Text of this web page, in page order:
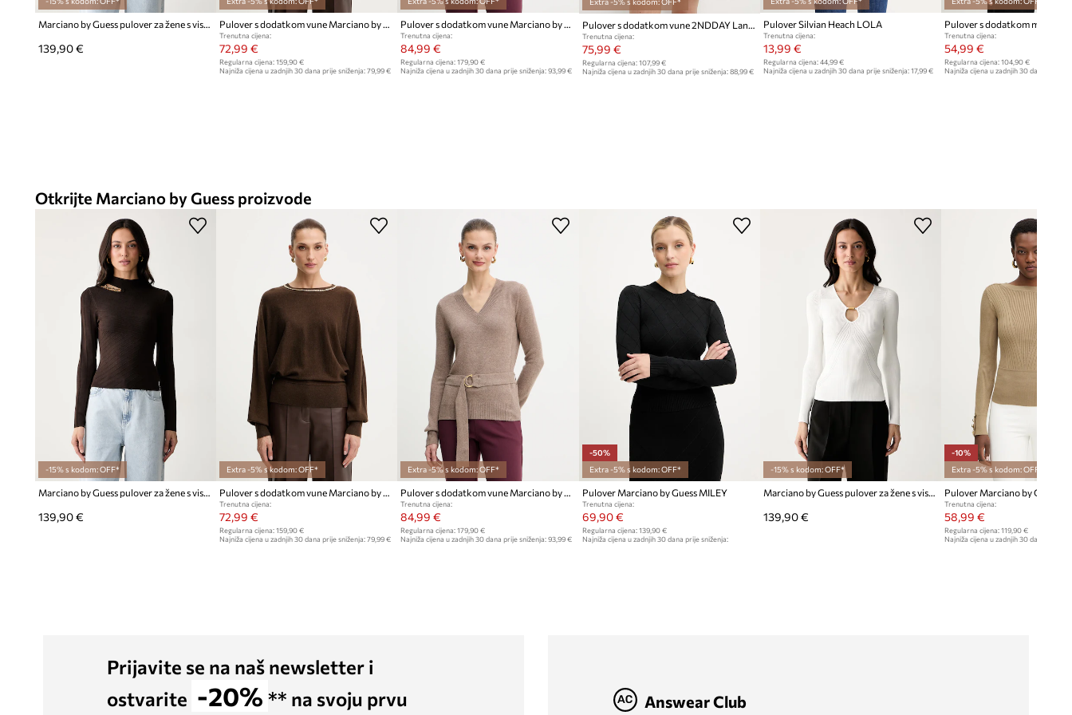
Marciano by Guess pulover za žene s viskozom KAEDA
139,90 €
Trenutna cijena:
72,99 €
Regularna cijena:159,90 €
Najniža cijena u zadnjih 30 dana prije sniženja:79,99 €
Trenutna cijena:
84,99 €
Regularna cijena: 179,90 €
Najniža cijena u zadnjih 30 dana prije sniženja: 93,99 €
Pulover s dodatkom vune 2NDDAY Lance 2ND TT - Soft Wool Blen
Trenutna cijena:
75,99 €
Regularna cijena: 107,99 €
Najniža cijena u zadnjih 30 dana prije sniženja: 88,99 €
Pulover Silvian Heach LOLA
Trenutna cijena:
13,99 €
Regularna cijena:44,99 €
Najniža cijena u zadnjih 30 dana prije sniženja:17,99 €
Trenutna cijena:
54,99 €
Regularna cijena: 104,90 €
Najniža cijena u zadnjih 30 dana prije
Otkrijte Marciano by Guess proizvode
-15% s kodom: OFF*
Marciano by Guess pulover za žene s viskozom KAEDA
139,90 €
Extra -5% s kodom: OFF*
Pulover s dodatkom vune Marciano by Guess ABEL
Trenutna cijena:
72,99 €
Regularna cijena:159,90 €
Najniža cijena u zadnjih 30 dana prije sniženja:79,99 €
Extra -5% s kodom: OFF*
Pulover s dodatkom vune Marciano by Guess AFRAH
Trenutna cijena:
84,99 €
Regularna cijena: 179,90 €
Najniža cijena u zadnjih 30 dana prije sniženja: 93,99 €
-50%
Extra -5% s kodom: OFF*
Pulover Marciano by Guess MILEY
Trenutna cijena:
69,90 €
Regularna cijena: 139,90 €
Najniža cijena u zadnjih 30 dana prije sniženja:
-15% s kodom: OFF*
Marciano by Guess pulover za žene s viskozom JAMILA
139,90 €
-10%
Extra -5% s kodom: OFF*
Pulover Marciano by Guess
Trenutna cijena:
58,99 €
Regularna cijena: 119,90 €
Najniža cijena u zadnjih 30 dana prije
Prijavite se na naš newsletter i
ostvarite -20% ** na svoju prvu
Answear Club